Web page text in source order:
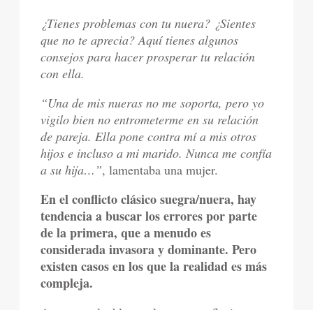
¿Tienes problemas con tu nuera? ¿Sientes
que no te aprecia? Aquí tienes algunos
consejos para hacer prosperar tu relación
con ella.
“Una de mis nueras no me soporta, pero yo
vigilo bien no entrometerme en su relación
de pareja. Ella pone contra mí a mis otros
hijos e incluso a mi marido. Nunca me confía
a su hija…”, lamentaba una mujer.
En el conflicto clásico suegra/nuera, hay
tendencia a buscar los errores por parte
de la primera, que a menudo es
considerada invasora y dominante. Pero
existen casos en los que la realidad es más
compleja.